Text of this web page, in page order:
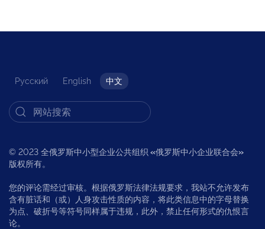
Русский English 中文
© 2023 全俄罗斯中小型企业公共组织 «俄罗斯中小企业联合会»
版权所有。
您的评论需经过审核。根据俄罗斯法律法规要求，我站不允许发布
含有脏话和（或）人身攻击性质的内容，将此类信息中的字母替换
为点、破折号等符号同样属于违规，此外，禁止任何形式的仇恨言
论。